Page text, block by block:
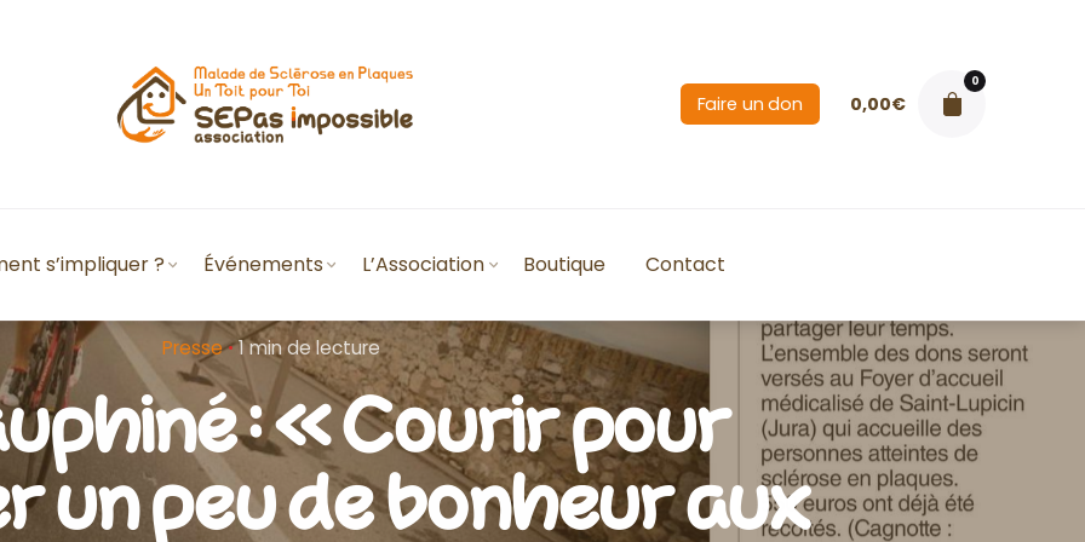
Faire un don 0,00€
0
s’impliquer ? Événements L’Association Boutique Contact
Presse 1 min de lecture
: « Courir pour
un peu de bonheur aux